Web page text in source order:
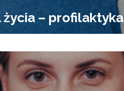
życia – profilaktyka